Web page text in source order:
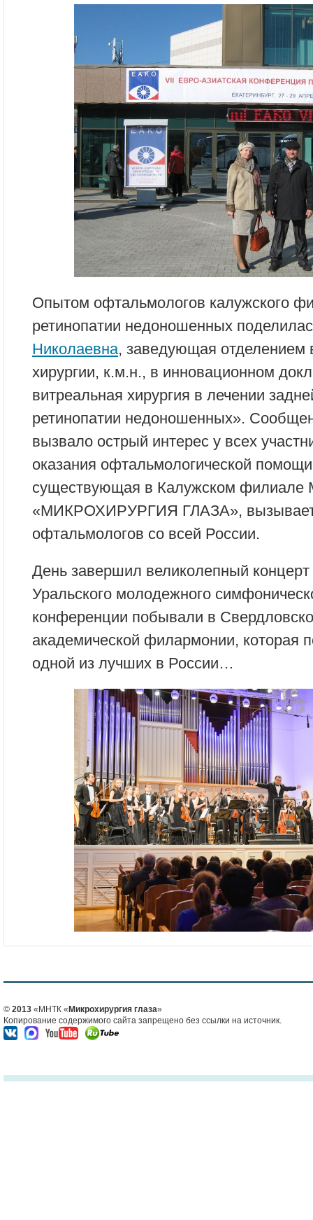
Опытом офтальмологов калужского
ретинопатии недоношенных
Николаевна, заведующая отделением
хирургии, к.м.н., в инновационном
витреальная хирургия в лечении
ретинопатии недоношенных».
вызвало острый интерес у всех
оказания офтальмологической
существующая в Калужском
«МИКРОХИРУРГИЯ ГЛАЗА», вызывает
офтальмологов со всей России.
День завершил великолепный
Уральского молодежного
конференции побывали в
академической филармонии, которая
одной из лучших в России…
© 2013 «МНТК « Микрохирургия глаза»
Копирование содержимого сайта запрещено без ссылки на источник.